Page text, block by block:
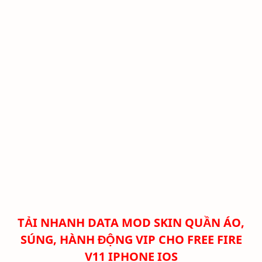
TẢI NHANH DATA MOD SKIN QUẦN ÁO,
SÚNG, HÀNH ĐỘNG VIP CHO FREE FIRE
V11 IPHONE IOS